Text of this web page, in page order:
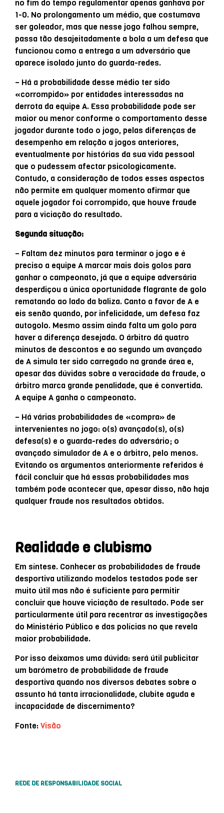
no fim do tempo regulamentar apenas ganhava por
1-0. No prolongamento um médio, que costumava
ser goleador, mas que nesse jogo falhou sempre,
passa tão desajeitadamente a bola a um defesa que
funcionou como a entrega a um adversário que
aparece isolado junto do guarda-redes.
– Há a probabilidade desse médio ter sido
«corrompido» por entidades interessadas na
derrota da equipe A. Essa probabilidade pode ser
maior ou menor conforme o comportamento desse
jogador durante todo o jogo, pelas diferenças de
desempenho em relação a jogos anteriores,
eventualmente por histórias da sua vida pessoal
que o pudessem afectar psicologicamente.
Contudo, a consideração de todos esses aspectos
não permite em qualquer momento afirmar que
aquele jogador foi corrompido, que houve fraude
para a viciação do resultado.
Segunda situação:
– Faltam dez minutos para terminar o jogo e é
preciso a equipe A marcar mais dois golos para
ganhar o campeonato, já que a equipe adversária
desperdiçou a única oportunidade flagrante de golo
rematando ao lado da baliza. Canto a favor de A e
eis senão quando, por infelicidade, um defesa faz
autogolo. Mesmo assim ainda falta um golo para
haver a diferença desejada. O árbitro dá quatro
minutos de descontos e ao segundo um avançado
de A simula ter sido carregado na grande área e,
apesar das dúvidas sobre a veracidade da fraude, o
árbitro marca grande penalidade, que é convertida.
A equipe A ganha o campeonato.
– Há várias probabilidades de «compra» de
intervenientes no jogo: o(s) avançado(s), o(s)
defesa(s) e o guarda-redes do adversário; o
avançado simulador de A e o árbitro, pelo menos.
Evitando os argumentos anteriormente referidos é
fácil concluir que há essas probabilidades mas
também pode acontecer que, apesar disso, não haja
qualquer fraude nos resultados obtidos.
Realidade e clubismo
Em síntese. Conhecer as probabilidades de fraude
desportiva utilizando modelos testados pode ser
muito útil mas não é suficiente para permitir
concluir que houve viciação de resultado. Pode ser
particularmente útil para recentrar as investigações
do Ministério Público e das polícias no que revela
maior probabilidade.
Por isso deixamos uma dúvida: será útil publicitar
um barómetro de probabilidade de fraude
desportiva quando nos diversos debates sobre o
assunto há tanta irracionalidade, clubite aguda e
incapacidade de discernimento?
Fonte: Visão
REDE DE RESPONSABILIDADE SOCIAL